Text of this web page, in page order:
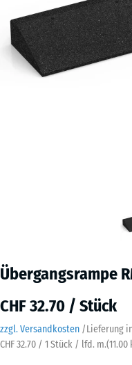
Übergangsrampe
CHF 32.70 / Stück
zzgl. Versandkosten /Lieferung
CHF 32.70 / 1 Stück / lfd. m.(11.00